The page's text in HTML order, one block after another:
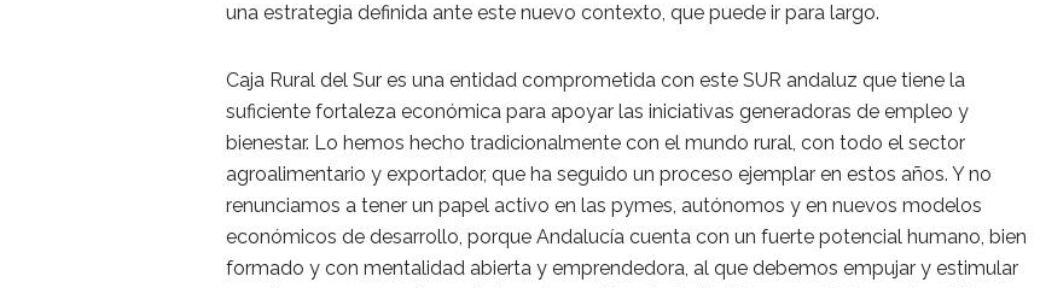
una estrategia definida ante este nuevo contexto, que puede ir para largo.
Caja Rural del Sur es una entidad comprometida con este SUR andaluz que tiene la
suficiente fortaleza económica para apoyar las iniciativas generadoras de empleo y
bienestar. Lo hemos hecho tradicionalmente con el mundo rural, con todo el sector
agroalimentario y exportador, que ha seguido un proceso ejemplar en estos años. Y no
renunciamos a tener un papel activo en las pymes, autónomos y en nuevos modelos
económicos de desarrollo, porque Andalucía cuenta con un fuerte potencial humano, bien
formado y con mentalidad abierta y emprendedora, al que debemos empujar y estimular